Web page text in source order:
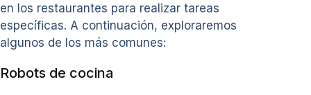
en los restaurantes para realizar tareas
específicas. A continuación, exploraremos
algunos de los más comunes:
Robots de cocina